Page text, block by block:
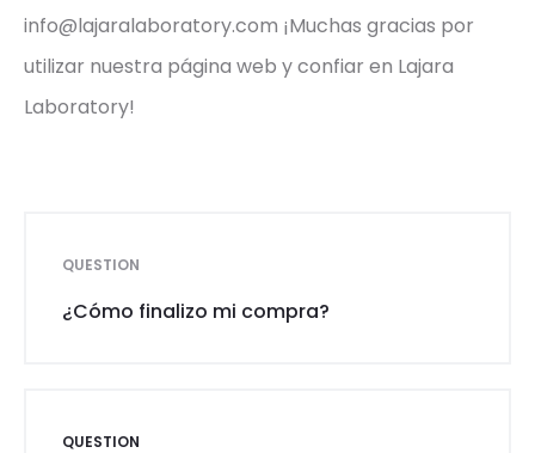
info@lajaralaboratory.com ¡Muchas gracias por
utilizar nuestra página web y confiar en Lajara
Laboratory!
QUESTION
¿Cómo finalizo mi compra?
QUESTION